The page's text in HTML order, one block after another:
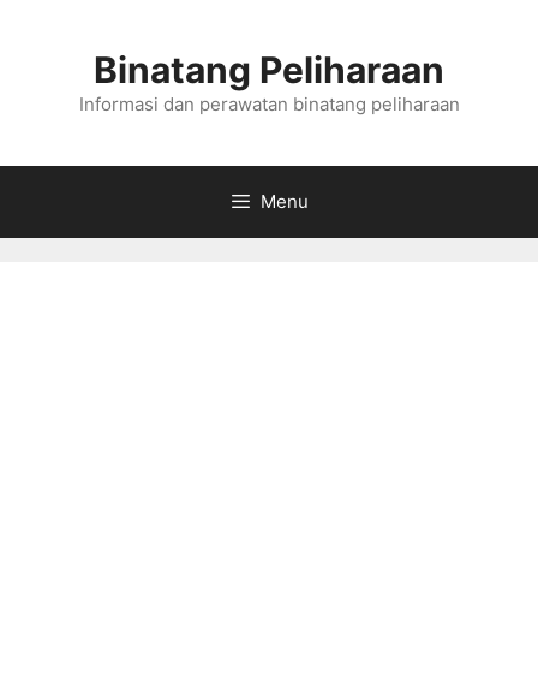
Binatang Peliharaan
Informasi dan perawatan binatang peliharaan
Menu